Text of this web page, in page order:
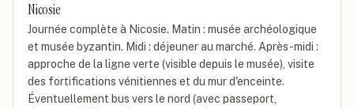
Nicosie
Journée complète à Nicosie. Matin : musée archéologique
et musée byzantin. Midi : déjeuner au marché. Après-midi :
approche de la ligne verte (visible depuis le musée), visite
des fortifications vénitiennes et du mur d'enceinte.
Éventuellement bus vers le nord (avec passeport,